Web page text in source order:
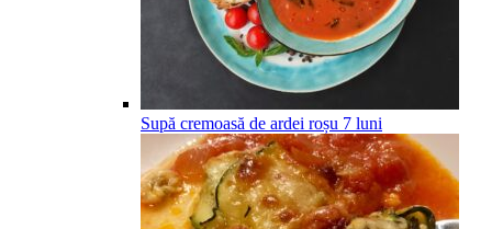
Supă cremoasă de ardei roșu 7 luni